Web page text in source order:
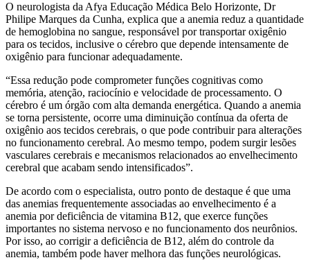
O neurologista da Afya Educação Médica Belo Horizonte, Dr
Philipe Marques da Cunha, explica que a anemia reduz a quantidade
de hemoglobina no sangue, responsável por transportar oxigênio
para os tecidos, inclusive o cérebro que depende intensamente de
oxigênio para funcionar adequadamente.
“Essa redução pode comprometer funções cognitivas como
memória, atenção, raciocínio e velocidade de processamento. O
cérebro é um órgão com alta demanda energética. Quando a anemia
se torna persistente, ocorre uma diminuição contínua da oferta de
oxigênio aos tecidos cerebrais, o que pode contribuir para alterações
no funcionamento cerebral. Ao mesmo tempo, podem surgir lesões
vasculares cerebrais e mecanismos relacionados ao envelhecimento
cerebral que acabam sendo intensificados”.
De acordo com o especialista, outro ponto de destaque é que uma
das anemias frequentemente associadas ao envelhecimento é a
anemia por deficiência de vitamina B12, que exerce funções
importantes no sistema nervoso e no funcionamento dos neurônios.
Por isso, ao corrigir a deficiência de B12, além do controle da
anemia, também pode haver melhora das funções neurológicas.